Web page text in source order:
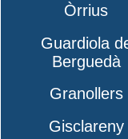
Òrrius
Guardiola
Berguedà
Granollers
Gisclareny